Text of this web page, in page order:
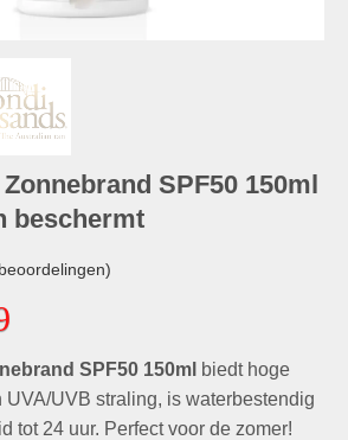
SPF50 150ml
beschermt
Huidige
is:
€9,99.
SPF50 150ml biedt hoge
UVA/UVB straling, is waterbestendig
tot 24 uur. Perfect voor de zomer!